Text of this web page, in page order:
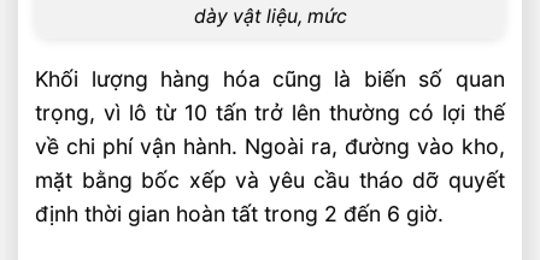
dày vật liệu, mức
Khối lượng hàng hóa cũng là biến số quan
trọng, vì lô từ 10 tấn trở lên thường có lợi thế
về chi phí vận hành. Ngoài ra, đường vào kho,
mặt bằng bốc xếp và yêu cầu tháo dỡ quyết
định thời gian hoàn tất trong 2 đến 6 giờ.